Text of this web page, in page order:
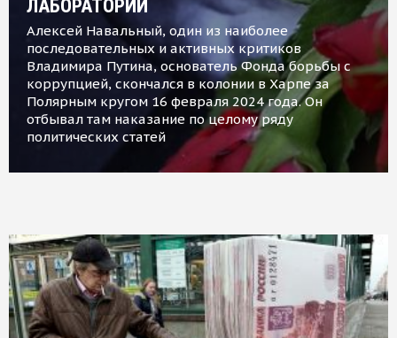
ЛАБОРАТОРИИ
Алексей Навальный, один из наиболее
последовательных и активных критиков
Владимира Путина, основатель Фонда борьбы с
коррупцией, скончался в колонии в Харпе за
Полярным кругом 16 февраля 2024 года. Он
отбывал там наказание по целому ряду
политических статей